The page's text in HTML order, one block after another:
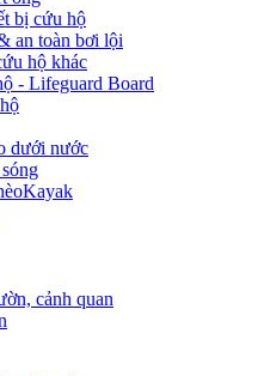
bị cứu hộ
an toàn bơi lội
hộ khác
- Lifeguard Board
dưới nước
cảnh quan